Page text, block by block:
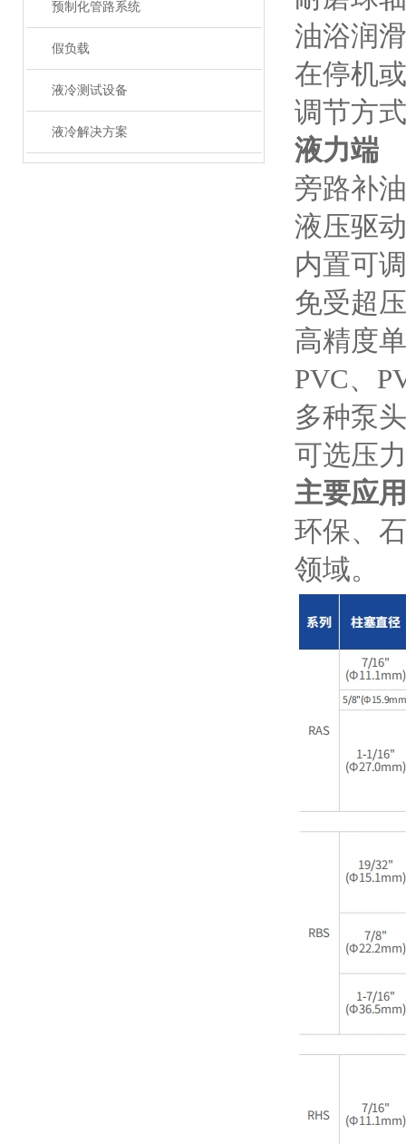
预制化管路系统
假负载
液冷测试设备
液冷解决方案
油浴润
在停机
调节⽅
液力端
旁路补
液压驱
内置可
免受超
⾼精度
PVC、
多种泵
可选压
主要应用
环保、
领域。